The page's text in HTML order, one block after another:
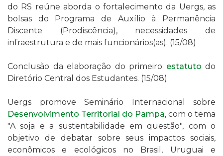
do RS reúne aborda o fortalecimento da Uergs, as
bolsas do Programa de Auxílio à Permanência
Discente (Prodiscência), necessidades de
infraestrutura e de mais funcionários(as). (15/08)
Conclusão da elaboração do primeiro estatuto do
Diretório Central dos Estudantes. (15/08)
Uergs promove Seminário Internacional sobre
Desenvolvimento Territorial do Pampa, com o tema
"A soja e a sustentabilidade em questão", com o
objetivo de debatar sobre seus impactos sociais,
econômicos e ecológicos no Brasil, Uruguai e